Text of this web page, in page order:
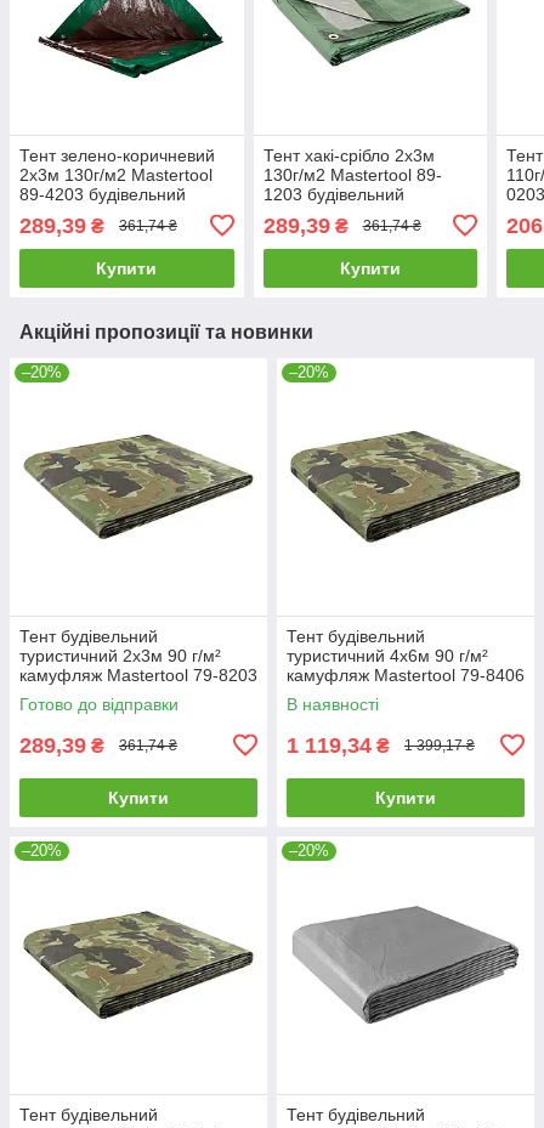
Тент зелено-коричневий
2х3м 130г/м2 Mastertool
89-4203 будівельний
туристичний
289,39 ₴ 361,74 ₴
Купити
Тент хакі-срібло 2х3м
130г/м2 Mastertool 89-
1203 будівельний
туристичний
289,39₴ 361,74 ₴
Купити
Акційні пропозиції та новинки
–20%
Тент будівельний
туристичний 2х3м 90 г/м²
камуфляж Mastertool 79-8203
Готово до відправки
289,39 ₴ 361,74 ₴
Купити
–20%
Тент будівельний
туристичний 4х6м 90 г/м²
камуфляж Mastertool 79-8406
В наявності
1 119,34 ₴ 1 399,17 ₴
Купити
–20%
Тент будівельний
–20%
Тент будівельний